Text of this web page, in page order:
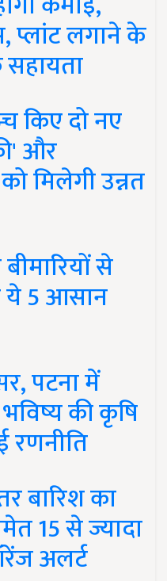
प्लांट लगाने के
किए दो नए
और
मिलेगी उन्नत
से
ये 5 आसान
पटना में
की कृषि
रणनीति
बारिश का
15 से ज्यादा
अलर्ट